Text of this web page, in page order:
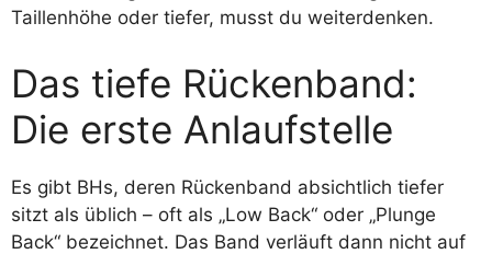
Taillenhöhe oder tiefer, musst du weiterdenken.
Das tiefe Rückenband:
Die erste Anlaufstelle
Es gibt BHs, deren Rückenband absichtlich tiefer
sitzt als üblich – oft als „Low Back“ oder „Plunge
Back“ bezeichnet. Das Band verläuft dann nicht auf